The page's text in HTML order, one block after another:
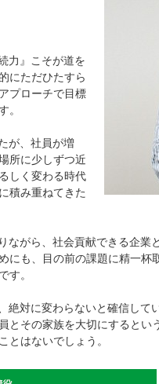
力』こそが道を
にただひたすら
プローチで目標
。
が、社員が増
所に少しずつ近
しく変わる時代
積み重ねてきた
ながら、社会貢献できる企業
にも、目の前の課題に精一杯
す。
絶対に変わらないと確信し
とその家族を大切にするとい
とはないでしょう。